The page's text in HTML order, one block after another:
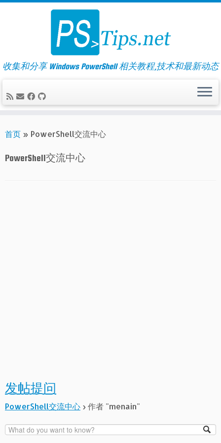
Skip
收集和分享 Windows PowerShell 相关教程,技术和最新动态
首页 » PowerShell交流中心
PowerShell交流中心
发帖提问
PowerShell交流中心 › 作者 "menain"